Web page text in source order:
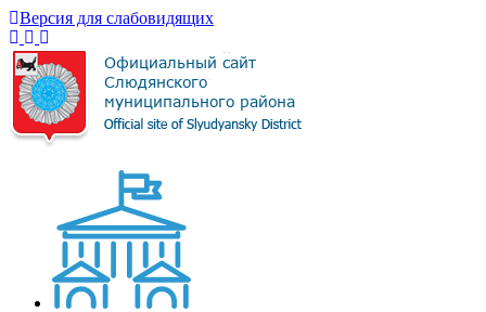
Версия для слабовидящих